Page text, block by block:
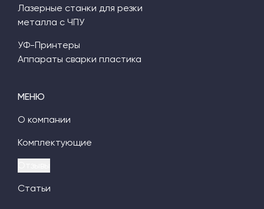
МЕНЮ
О компании
Комплектующие
Статьи
Лазерные станки для резки
металла с ЧПУ
УФ-Принтеры
Аппараты сварки пластика